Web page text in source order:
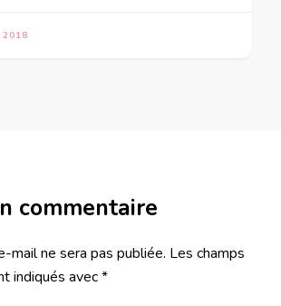
2018
commentaire
mail ne sera pas publiée. Les champs
indiqués avec*